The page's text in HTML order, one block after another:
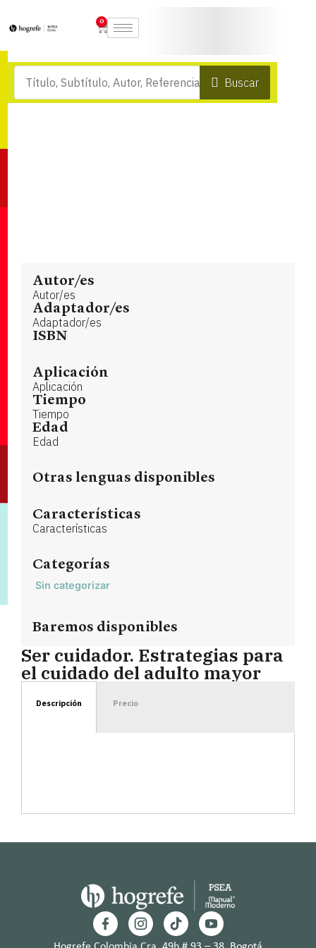
0
Buscar
Autor/es
Autor/es
Adaptador/es
Adaptador/es
ISBN
Aplicación
Aplicación
Tiempo
Tiempo
Edad
Edad
Otras lenguas disponibles
Características
Características
Categorías
Sin categorizar
Baremos disponibles
Ser cuidador. Estrategias para
el cuidado del adulto mayor
Descripción Precio